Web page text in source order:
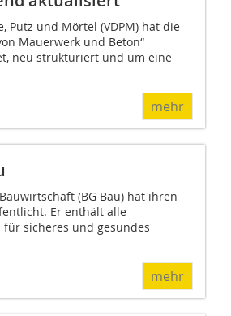
Putz und Mörtel (VDPM) hat die
Mauerwerk und Beton“
neu strukturiert und um eine
mehr
(BG Bau) hat ihren
Er enthält alle
sicheres und gesundes
mehr